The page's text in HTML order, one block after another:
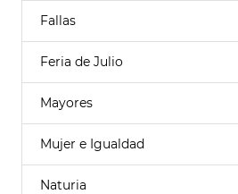
Fallas
Feria de Julio
Mayores
Mujer e Igualdad
Naturia